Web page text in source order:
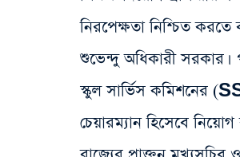
নিরপেক্ষতা নিশ্চিত
শুভেন্দু অধিকারী সরকার।
স্কুল সার্ভিস কমিশনের
চেয়ারম্যান হিসেবে